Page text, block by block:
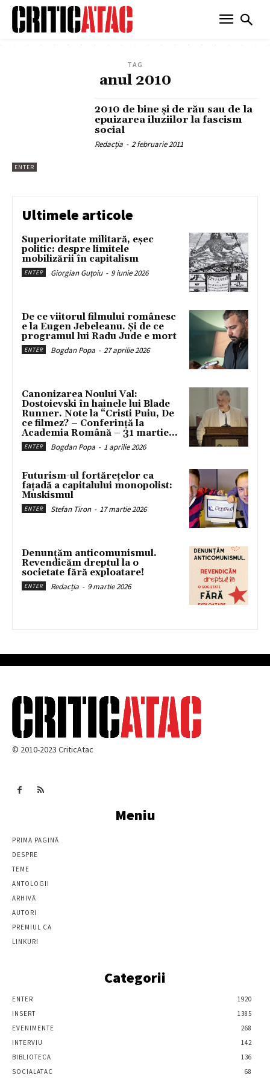
TAG
anul 2010
ENTER
2010 de bine şi de rău sau de la
epuizarea iluziilor la fascism
social
Redacția - 2 februarie 2011
Ultimele articole
Superioritate militară, eșec
politic: despre limitele
mobilizării în capitalism
ENTER Giorgian Guțoiu - 9 iunie 2026
De ce viitorul filmului românesc
e la Eugen Jebeleanu. Și de ce
programul lui Radu Jude e mort
ENTER Bogdan Popa - 27 aprilie 2026
Canonizarea Noului Val:
Dostoievski în hainele lui Blade
Runner. Note la “Cristi Puiu, De
ce filmez? – Conferință la
Academia Română – 31 martie...
ENTER Bogdan Popa - 1 aprilie 2026
Futurism-ul fortărețelor ca
fațadă a capitalului monopolist:
Muskismul
ENTER Stefan Tiron - 17 martie 2026
Denunțăm anticomunismul.
Revendicăm dreptul la o
societate fără exploatare!
ENTER Redacția - 9 martie 2026
© 2010-2023 CriticAtac
Meniu
PRIMA PAGINĂ
DESPRE
TEME
ANTOLOGII
ARHIVĂ
AUTORI
PREMIUL CA
LINKURI
Categorii
ENTER
1920
INSERT
1385
EVENIMENTE
268
INTERVIU
142
BIBLIOTECA
136
SOCIALATAC
68